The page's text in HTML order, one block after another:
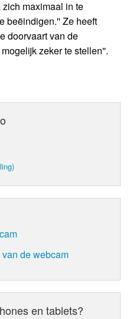
maximaal in te
beëindigen.'' Ze heeft
doorvaart van de
zeker te stellen''.
de webcam
en tablets?